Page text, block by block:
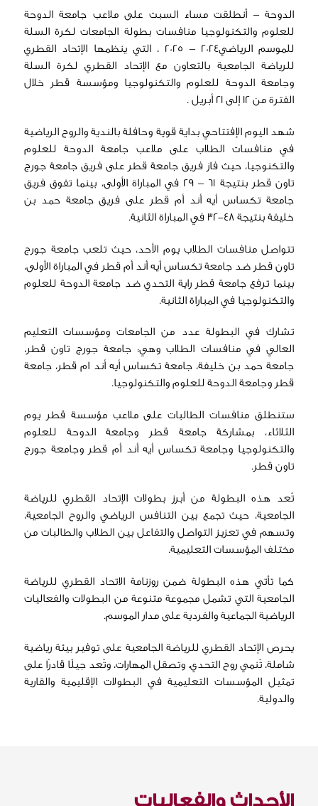
الدوحة – أنطلقت مساء السبت على ملاعب جامعة الدوحة
للعلوم والتكنولوجيا منافسات بطولة الجامعات لكرة السلة
للموسم الرياضي2024 – 2025 ، التي ينظمها الإتحاد القطري
للرياضة الجامعية بالتعاون مع الإتحاد القطري لكرة السلة
وجامعة الدوحة للعلوم والتكنولوجيا ومؤسسة قطر خلال
الفترة من 12 إلى 21 أبريل .
شهد اليوم الإفتتاحي بداية قوية وحافلة بالندية والروح الرياضية
في منافسات الطلاب على ملاعب جامعة الدوحة للعلوم
والتكنوجيا، حيث فاز فريق جامعة قطر على فريق جامعة جورج
تاون قطر بنتيجة 61 – 29 في المباراة الأولى، بينما تفوق فريق
جامعة تكساس أيه أند أم قطر على فريق جامعة حمد بن
خليفة بنتيجة 48-32 في المباراة الثانية.
تتواصل منافسات الطلاب يوم الأحد، حيث تلعب جامعة جورج
تاون قطر ضد جامعة تكساس أيه أند أم قطر في المباراة الأولى،
بينما ترفع جامعة قطر راية التحدي ضد جامعة الدوحة للعلوم
والتكنولوجيا في المباراة الثانية.
تشارك في البطولة عدد من الجامعات ومؤسسات التعليم
العالي في منافسات الطلاب وهي: جامعة جورج تاون قطر،
جامعة حمد بن خليفة، جامعة تكساس أيه أند ام قطر، جامعة
قطر وجامعة الدوحة للعلوم والتكنولوجيا.
ستنطلق منافسات الطالبات على ملاعب مؤسسة قطر يوم
الثلاثاء، بمشاركة جامعة قطر وجامعة الدوحة للعلوم
والتكنولوجيا وجامعة تكساس أيه أند أم قطر وجامعة جورج
تاون قطر.
تُعد هذه البطولة من أبرز بطولات الإتحاد القطري للرياضة
الجامعية، حيث تجمع بين التنافس الرياضي والروح الجامعية،
وتسهم في تعزيز التواصل والتفاعل بين الطلاب والطالبات من
مختلف المؤسسات التعليمية.
كما تأتي هذه البطولة ضمن روزنامة الاتحاد القطري للرياضة
الجامعية التي تشمل مجموعة متنوعة من البطولات والفعاليات
الرياضية الجماعية والفردية على مدار الموسم.
يحرص الإتحاد القطري للرياضة الجامعية على توفير بيئة رياضية
شاملة، تُنمي روح التحدي، وتصقل المهارات، وتُعد جيلًا قادرًا على
تمثيل المؤسسات التعليمية في البطولات الإقليمية والقارية
والدولية.
الأحداث والفعاليات